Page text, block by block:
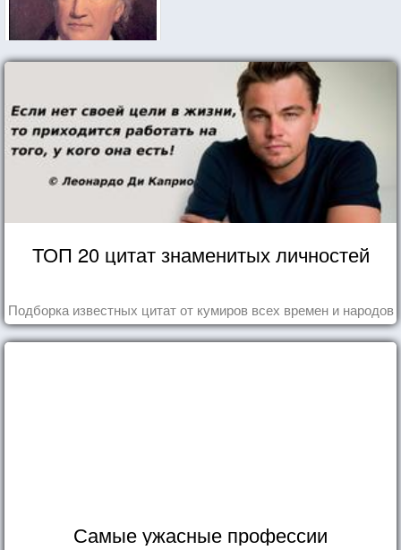
ТОП 20 цитат знаменитых личностей
Подборка известных цитат от кумиров всех времен и народов
Самые ужасные профессии